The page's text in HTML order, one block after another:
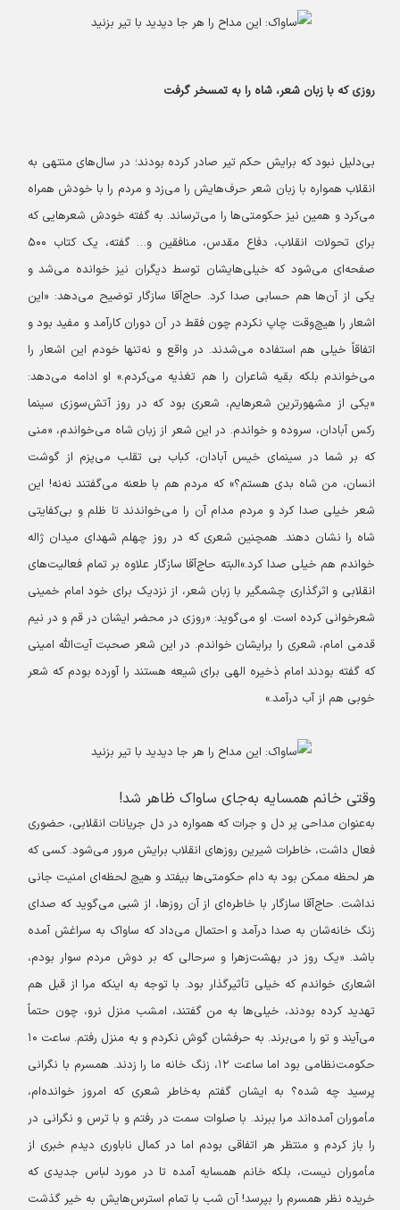
روزی که با زبان شعر، شاه را به تمسخر گرفت
بی‌دلیل نبود که برایش حکم تیر صادر کرده بودند؛ در سال‌های منتهی به
انقلاب همواره با زبان شعر حرف‌هایش را می‌زد و مردم را با خودش همراه
می‌کرد و همین نیز حکومتی‌ها را می‌ترساند. به گفته خودش شعرهایی که
برای تحولات انقلاب، دفاع مقدس، منافقین و… گفته، یک کتاب ۵۰۰
صفحه‌ای می‌شود که خیلی‌هایشان توسط دیگران نیز خوانده می‌شد و
یکی از آن‌ها هم حسابی صدا کرد. حاج‌آقا سازگار توضیح می‌دهد: «این
اشعار را هیچ‌وقت چاپ نکردم چون فقط در آن دوران کارآمد و مفید بود و
اتفاقاً خیلی هم استفاده می‌شدند. در واقع و نه‌تنها خودم این اشعار را
می‌خواندم بلکه بقیه شاعران را هم تغذیه می‌کردم.»او ادامه می‌دهد:
«یکی از مشهورترین شعرهایم، شعری بود که در روز آتش‌سوزی سینما
رکس آبادان، سروده و خواندم. در این شعر از زبان شاه می‌خواندم، «منی
که بر شما در سینمای خیس آبادان، کباب بی تقلب می‌پزم از گوشت
انسان، من شاه بدی هستم؟» که مردم هم با طعنه می‌گفتند نه‌نه! این
شعر خیلی صدا کرد و مردم مدام آن را می‌خواندند تا ظلم و بی‌کفایتی
شاه را نشان دهند. همچنین شعری که در روز چهلم شهدای میدان ژاله
خواندم هم خیلی صدا کرد.»البته حاج‌آقا سازگار علاوه بر تمام فعالیت‌های
انقلابی و اثرگذاری چشمگیر با زبان شعر، از نزدیک برای خود امام خمینی
شعرخوانی کرده است. او می‌گوید: «روزی در محضر ایشان در قم و در نیم
قدمی امام، شعری را برایشان خواندم. در این شعر صحبت آیت‌الله امینی
که گفته بودند امام ذخیره الهی برای شیعه هستند را آورده بودم که شعر
خوبی هم از آب درآمد.»
وقتی خانم همسایه به‌جای ساواک ظاهر شد!
به‌عنوان مداحی پر دل و جرات که همواره در دل جریانات انقلابی، حضوری
فعال داشت، خاطرات شیرین روزهای انقلاب برایش مرور می‌شود. کسی که
هر لحظه ممکن بود به دام حکومتی‌ها بیفتد و هیچ لحظه‌ای امنیت جانی
نداشت. حاج‌آقا سازگار با خاطره‌ای از آن روزها، از شبی می‌گوید که صدای
زنگ خانه‌شان به صدا درآمد و احتمال می‌داد که ساواک به سراغش آمده
باشد. «یک روز در بهشت‌زهرا و سرحالی که بر دوش مردم سوار بودم،
اشعاری خواندم که خیلی تأثیرگذار بود. با توجه به اینکه مرا از قبل هم
تهدید کرده بودند، خیلی‌ها به من گفتند، امشب منزل نرو، چون حتماً
می‌آیند و تو را می‌برند. به حرفشان گوش نکردم و به منزل رفتم. ساعت ۱۰
حکومت‌نظامی بود اما ساعت ۱۲، زنگ خانه ما را زدند. همسرم با نگرانی
پرسید چه شده؟ به ایشان گفتم به‌خاطر شعری که امروز خوانده‌ام،
مأموران آمده‌اند مرا ببرند. با صلوات سمت در رفتم و با ترس و نگرانی در
را باز کردم و منتظر هر اتفاقی بودم اما در کمال ناباوری دیدم خبری از
مأموران نیست، بلکه خانم همسایه آمده تا در مورد لباس جدیدی که
خریده نظر همسرم را بپرسد! آن شب با تمام استرس‌هایش به خیر گذشت